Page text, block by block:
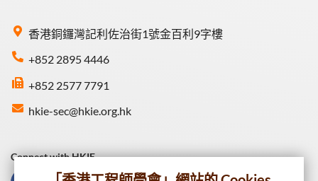
香港銅鑼灣記利佐治街1號金百利9字樓
+852 2895 4446
+852 2577 7791
hkie-sec@hkie.org.hk
Connect with HKIE